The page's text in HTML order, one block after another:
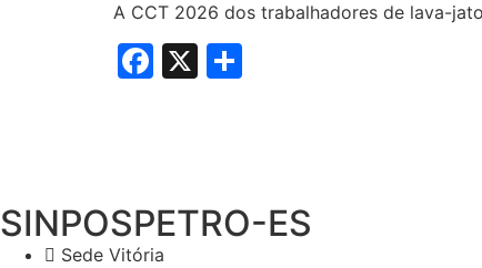
A CCT 2026 dos trabalhadores de lava-
Facebook
X
SINPOSPETRO-ES
Sede Vitória